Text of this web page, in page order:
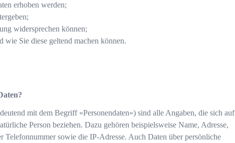
erhoben werden;
widersprechen können;
wie Sie diese geltend machen können.
mit dem Begriff «Personendaten») sind alle Angaben, die sich auf
Person beziehen. Dazu gehören beispielsweise Name, Adresse,
Telefonnummer sowie die IP-Adresse. Auch Daten über persönliche